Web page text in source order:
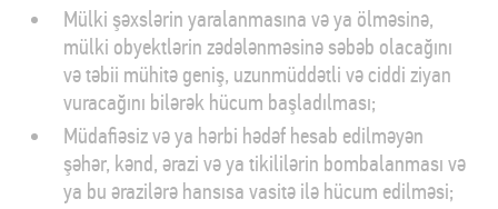
Mülki şəxslərin yaralanmasına və ya ölməsinə,
mülki obyektlərin zədələnməsinə səbəb olacağını
və təbii mühitə geniş, uzunmüddətli və ciddi ziyan
vuracağını bilərək hücum başladılması;
Müdafiəsiz və ya hərbi hədəf hesab edilməyən
şəhər, kənd, ərazi və ya tikililərin bombalanması və
ya bu ərazilərə hansısa vasitə ilə hücum edilməsi;